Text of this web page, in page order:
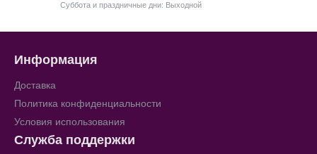
Суббота и праздничные дни: Выходной
Информация
Доставка
Политика конфиденциальности
Условия использования
Служба поддержки